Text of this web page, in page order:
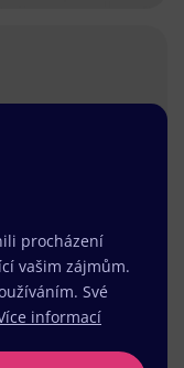
procházení
vašim zájmům.
Své
informací